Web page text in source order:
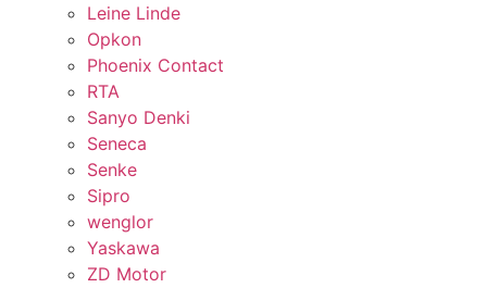
Leine Linde
Opkon
Phoenix Contact
RTA
Sanyo Denki
Seneca
Senke
Sipro
wenglor
Yaskawa
ZD Motor